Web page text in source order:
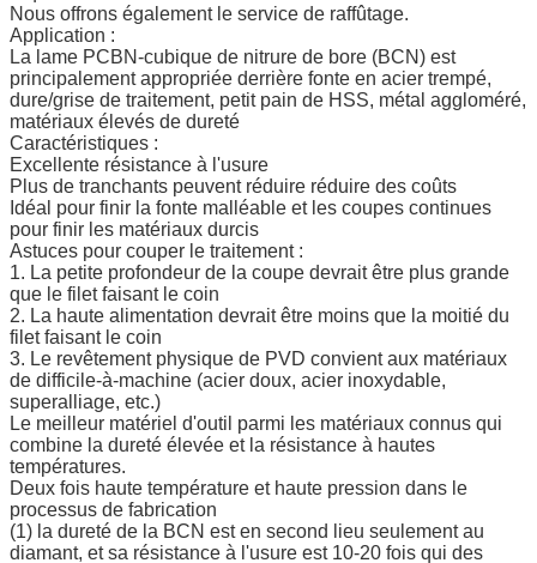
Nous offrons également le service de raffûtage.
Application :
La lame PCBN-cubique de nitrure de bore (BCN) est
principalement appropriée derrière fonte en acier trempé,
dure/grise de traitement, petit pain de HSS, métal aggloméré,
matériaux élevés de dureté
Caractéristiques :
Excellente résistance à l'usure
Plus de tranchants peuvent réduire réduire des coûts
Idéal pour finir la fonte malléable et les coupes continues
pour finir les matériaux durcis
Astuces pour couper le traitement :
1. La petite profondeur de la coupe devrait être plus grande
que le filet faisant le coin
2. La haute alimentation devrait être moins que la moitié du
filet faisant le coin
3. Le revêtement physique de PVD convient aux matériaux
de difficile-à-machine (acier doux, acier inoxydable,
superalliage, etc.)
Le meilleur matériel d'outil parmi les matériaux connus qui
combine la dureté élevée et la résistance à hautes
températures.
Deux fois haute température et haute pression dans le
processus de fabrication
(1) la dureté de la BCN est en second lieu seulement au
diamant, et sa résistance à l'usure est 10-20 fois qui des